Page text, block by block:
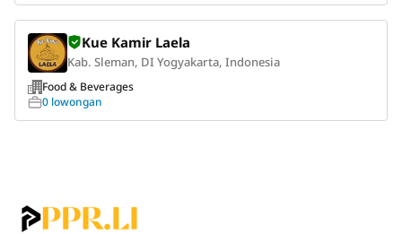
Kue Kamir Laela
Kab. Sleman, DI Yogyakarta, Indonesia
Food & Beverages
0 lowongan